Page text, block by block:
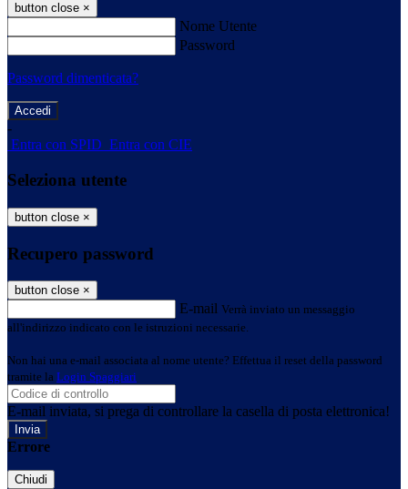
button close ×
Nome Utente
Password
Password dimenticata?
-
Entra con SPID Entra con CIE
Seleziona utente
button close ×
Recupero password
button close ×
E-mail Verrà inviato un messaggio
all'indirizzo indicato con le istruzioni necessarie.
Non hai una e-mail associata al nome utente? Effettua il reset della password
tramite la Login Spaggiari
E-mail inviata, si prega di controllare la casella di posta elettronica!
Errore
Chiudi